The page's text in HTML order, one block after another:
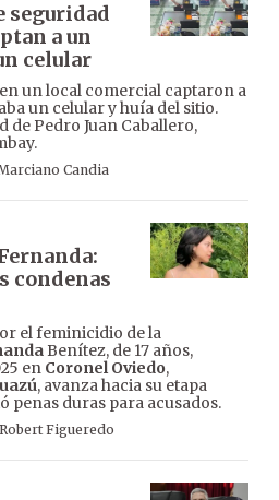
seguridad
a un
celular
un local comercial captaron a
un celular y huía del sitio.
de Pedro Juan Caballero,
Candia
condenas
el feminicidio de la
Benítez, de 17 años,
en Coronel Oviedo,
, avanza hacia su etapa
penas duras para acusados.
Robert Figueredo